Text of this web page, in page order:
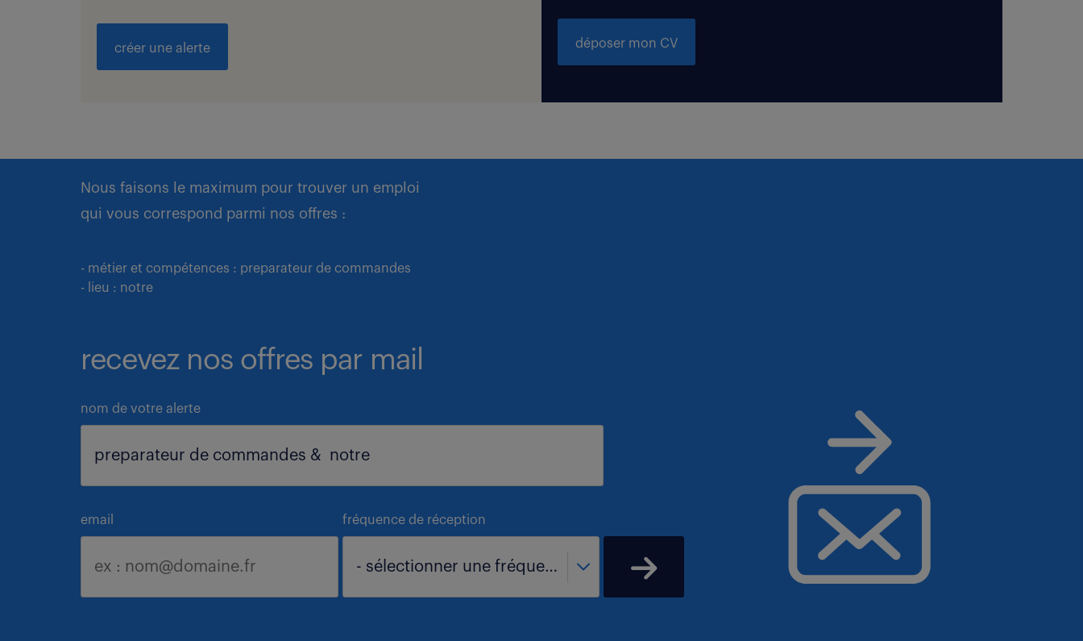
créer une alerte déposer mon CV
Nous faisons le maximum pour trouver un emploi
qui vous correspond parmi nos offres :
- métier et compétences : preparateur de commandes
- lieu : notre
recevez nos offres par mail
nom de votre alerte
email fréquence de réception
- sélectionner une fréquence -